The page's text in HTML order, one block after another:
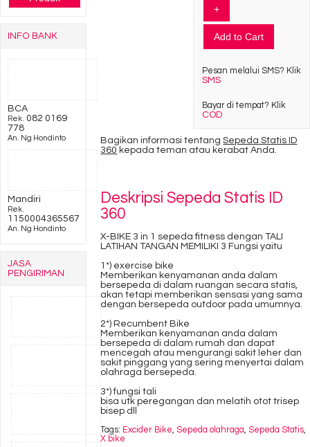
+
Add to Cart
Pesan melalui SMS? Klik
SMS
Bayar di tempat? Klik
COD
Bagikan informasi tentangSepeda Statis ID
360 kepada teman atau kerabat Anda.
DeskripsiSepeda Statis ID
360
X-BIKE 3 in 1 sepeda fitness dengan TALI
LATIHAN TANGAN MEMILIKI 3 Fungsi yaitu
1*) exercise bike
Memberikan kenyamanan anda dalam
bersepeda di dalam ruangan secara statis,
akan tetapi memberikan sensasi yang sama
dengan bersepeda outdoor pada umumnya.
2*) Recumbent Bike
Memberikan kenyamanan anda dalam
bersepeda di dalam rumah dan dapat
mencegah atau mengurangi sakit leher dan
sakit pinggang yang sering menyertai dalam
olahraga bersepeda.
3*) fungsi tali
bisa utk peregangan dan melatih otot trisep
bisep dll
Tags: Excider Bike,Sepeda olahraga,Sepeda Statis,
X bike
INFO BANK
BCA
Rek.
082 0169
778
An. Ng Hondinto
Mandiri
Rek.
1150004365567
An. Ng Hondinto
JASA
PENGIRIMAN